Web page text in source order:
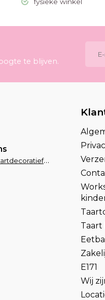
te blijven.
info@taartdecoratief.nl
Taart
E171
Wij